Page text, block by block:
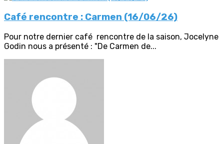
Café rencontre : Carmen (16/06/26)
Pour notre dernier café rencontre de la saison, Jocelyne
Godin nous a présenté : "De Carmen de...